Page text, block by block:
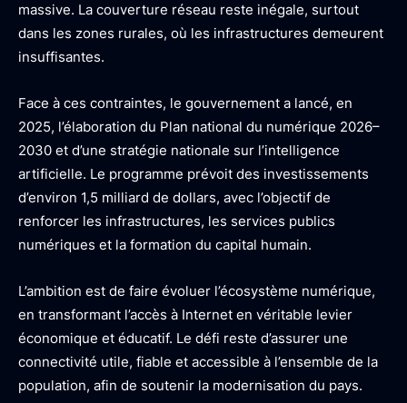
massive. La couverture réseau reste inégale, surtout
dans les zones rurales, où les infrastructures demeurent
insuffisantes.
Face à ces contraintes, le gouvernement a lancé, en
2025, l’élaboration du Plan national du numérique 2026–
2030 et d’une stratégie nationale sur l’intelligence
artificielle. Le programme prévoit des investissements
d’environ 1,5 milliard de dollars, avec l’objectif de
renforcer les infrastructures, les services publics
numériques et la formation du capital humain.
L’ambition est de faire évoluer l’écosystème numérique,
en transformant l’accès à Internet en véritable levier
économique et éducatif. Le défi reste d’assurer une
connectivité utile, fiable et accessible à l’ensemble de la
population, afin de soutenir la modernisation du pays.